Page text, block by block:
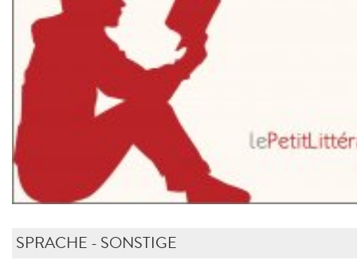
SPRACHE - SONSTIGE